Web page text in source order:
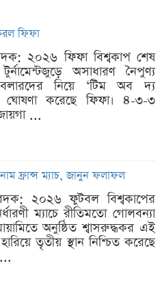
ফিফা
২০২৬ ফিফা বিশ্বকাপ শেষ
অসাধারণ নৈপুণ্য
নিয়ে ‘টিম অব দ্য
ঘোষণা করেছে ফিফা। ৪-৩-৩
...
ফ্রান্স ম্যাচ, জানুন ফলাফল
২০২৬ ফুটবল বিশ্বকাপের
ম্যাচে রীতিমতো গোলবন্যা
অনুষ্ঠিত শ্বাসরুদ্ধকর এই
তৃতীয় স্থান নিশ্চিত করেছে